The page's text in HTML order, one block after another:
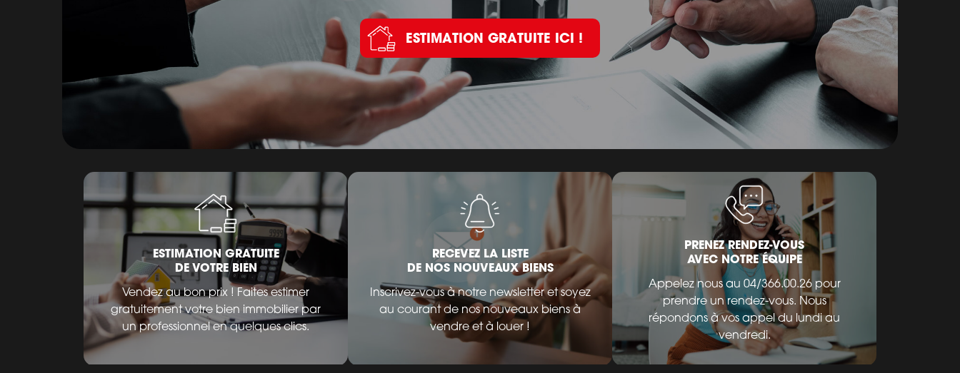
ESTIMATION GRATUITE ICI !
ESTIMATION GRATUITE
DE VOTRE BIEN
Vendez au bon prix ! Faites estimer
gratuitement votre bien immobilier par
un professionnel en quelques clics.
RECEVEZ LA LISTE
DE NOS NOUVEAUX BIENS
Inscrivez-vous à notre newsletter et soyez
au courant de nos nouveaux biens à
vendre et à louer !
PRENEZ RENDEZ-VOUS
AVEC NOTRE ÉQUIPE
Appelez nous au 04/366.00.26 pour
prendre un rendez-vous. Nous
répondons à vos appel du lundi au
vendredi.